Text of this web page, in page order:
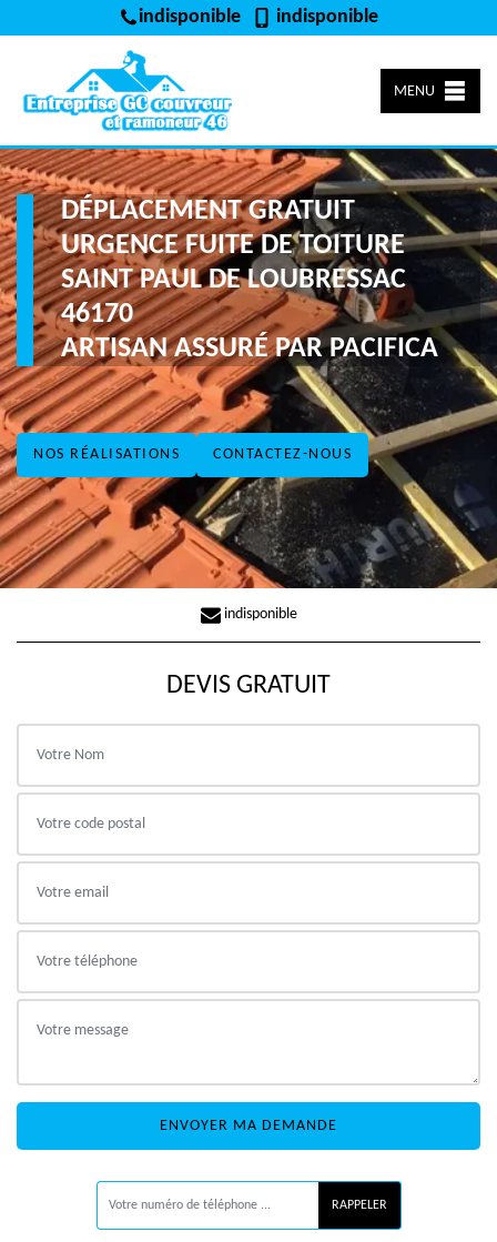
indisponible indisponible
MENU
NOS RÉALISATIONS CONTACTEZ-NOUS
DÉPLACEMENT GRATUIT
URGENCE FUITE DE TOITURE
SAINT PAUL DE LOUBRESSAC
46170
ARTISAN ASSURÉ PAR PACIFICA
indisponible
DEVIS GRATUIT